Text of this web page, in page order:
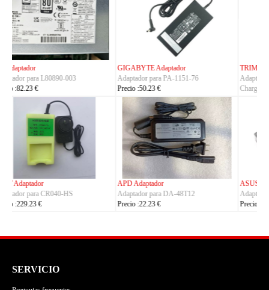
TRIMBLE Adaptador
Adaptador para
Charger_Dual_Battery_Slot
Precio :149.23 €
ASUS Adaptador
Adaptador para A14-150P1A
Precio :42.23 €
ASUS Adaptador
Adaptador para ADP-380AB_B
Precio :86.23 €
OLYMPUS Adaptador
Adaptador para CH4000
Precio :100.23 €
SERVICIO